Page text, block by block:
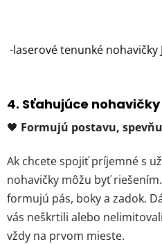
-laserové tenunké nohavičky
4. Sťahujúce nohavičky
🖤 Formujú postavu,
Ak chcete spojiť príjemné s
nohavičky môžu byť
formujú pás, boky a zadok.
vás neškrtili alebo
vždy na prvom mieste.